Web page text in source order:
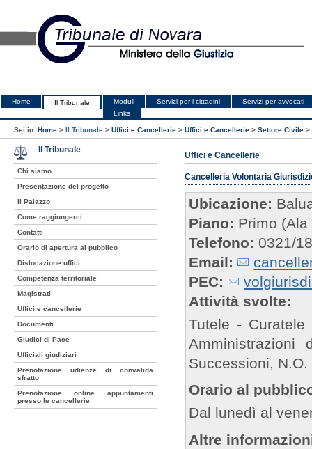
Home Il Tribunale Moduli Servizi per i cittadini
Servizi per avvocati
Links
Sei in: Home > Il Tribunale > Uffici e Cancellerie > Uffici e Cancellerie > Settore Civile >
Uffici e Cancellerie
Cancelleria Volontaria
Ubicazione:
Piano: Primo (Ala
Telefono:0321/
Email:
PEC:
Attività svolte:
Tutele - Curatele
Amministrazioni
Successioni,
Orario al
Dal lunedì al
Altre
Il Tribunale
Chi siamo
Presentazione del progetto
Il Palazzo
Come raggiungerci
Contatti
Orario di apertura al pubblico
Dislocazione uffici
Competenza territoriale
Magistrati
Uffici e cancellerie
Documenti
Giudici di Pace
Ufficiali giudiziari
Prenotazione udienze di convalida
sfratto
Prenotazione online appuntamenti
presso le cancellerie